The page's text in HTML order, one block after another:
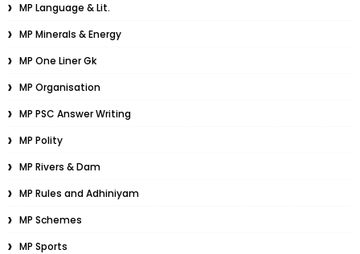
MP Language & Lit.
MP Minerals & Energy
MP One Liner Gk
MP Organisation
MP PSC Answer Writing
MP Polity
MP Rivers & Dam
MP Rules and Adhiniyam
MP Schemes
MP Sports